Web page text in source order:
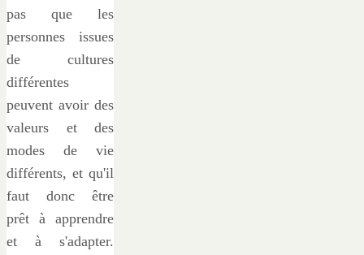
pas que les
personnes issues
de cultures
différentes
peuvent avoir des
valeurs et des
modes de vie
différents, et qu'il
faut donc être
prêt à apprendre
et à s'adapter.